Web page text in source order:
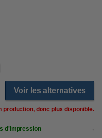
Voir les alternatives
production, donc plus disponible.
d'impression